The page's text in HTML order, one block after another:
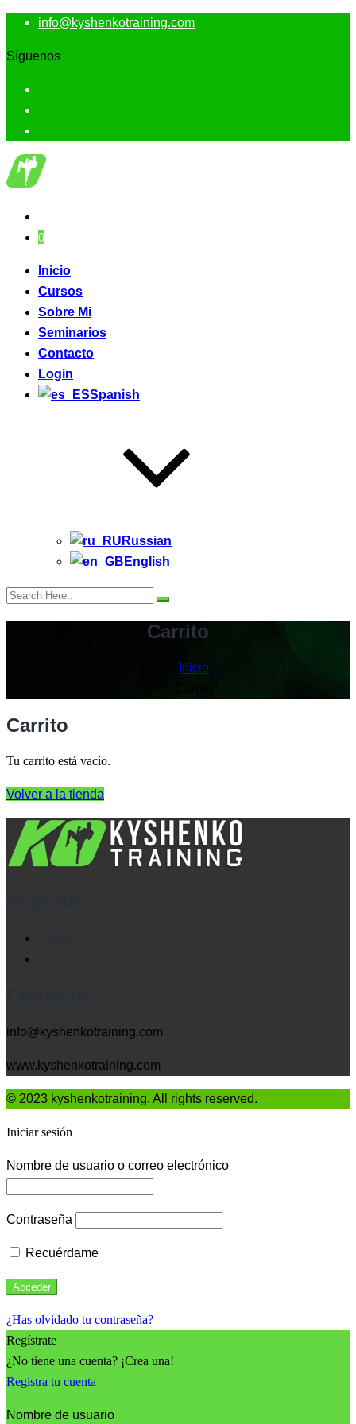
info@kyshenkotraining.com
Síguenos
0
Inicio
Cursos
Sobre Mi
Seminarios
Contacto
Login
Spanish
Russian
English
Carrito
Inicio
Carrito
Tu carrito está vacío.
Volver a la tienda
info@kyshenkotraining.com
www.kyshenkotraining.com
© 2023 kyshenkotraining. All rights reserved.
Iniciar sesión
Nombre de usuario o correo electrónico
Contraseña
Recuérdame
¿Has olvidado tu contraseña?
Regístrate
¿No tiene una cuenta? ¡Crea una!
Registra tu cuenta
Nombre de usuario